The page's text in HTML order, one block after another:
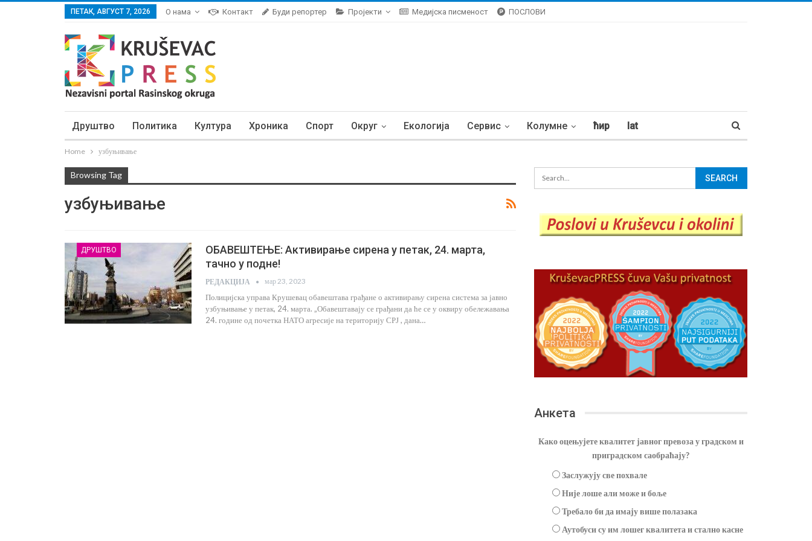
ПЕТАК, АВГУСТ 7, 2026 О нама Контакт Буди репортер Пројекти Медијска писменост ПОСЛОВИ
Друштво Политика Култура Хроника Спорт Округ Екологија Сервис Колумне ћир lat
Home узбуњивање
Browsing Tag
узбуњивање
ДРУШТВО
ОБАВЕШТЕЊЕ: Активирање сирена у петак, 24. марта,
тачно у подне!
РЕДАКЦИЈА мар 23, 2023
Полицијска управа Крушевац обавештава грађане о активирању сирена система за јавно
узбуњивање у петак, 24. марта. „Обавештавају се грађани да ће се у оквиру обележавања
24. године од почетка НАТО агресије на територију СРЈ , дана…
Анкета
Како оцењујете квалитет јавног превоза у градском и
приградском саобраћају?
Заслужују све похвале
Није лоше али може и боље
Требало би да имају више полазака
Аутобуси су им лошег квалитета и стално касне